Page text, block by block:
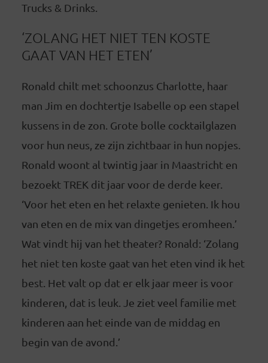
Trucks & Drinks.
‘ZOLANG HET NIET TEN KOSTE
GAAT VAN HET ETEN’
Ronald chilt met schoonzus Charlotte, haar
man Jim en dochtertje Isabelle op een stapel
kussens in de zon. Grote bolle cocktailglazen
voor hun neus, ze zijn zichtbaar in hun nopjes.
Ronald woont al twintig jaar in Maastricht en
bezoekt TREK dit jaar voor de derde keer.
‘Voor het eten en het relaxte genieten. Ik hou
van eten en de mix van dingetjes eromheen.’
Wat vindt hij van het theater? Ronald: ‘Zolang
het niet ten koste gaat van het eten vind ik het
best. Het valt op dat er elk jaar meer is voor
kinderen, dat is leuk. Je ziet veel familie met
kinderen aan het einde van de middag en
begin van de avond.’